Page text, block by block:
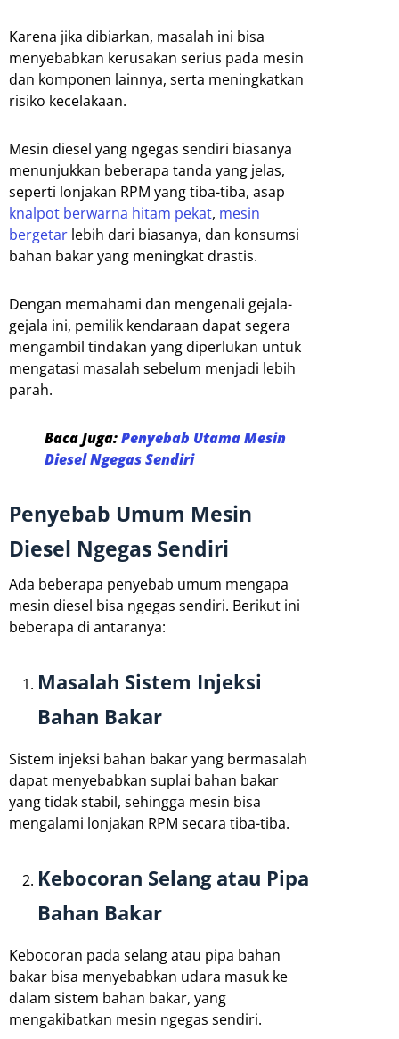
Karena jika dibiarkan, masalah ini bisa
menyebabkan kerusakan serius pada mesin
dan komponen lainnya, serta meningkatkan
risiko kecelakaan.
Mesin diesel yang ngegas sendiri biasanya
menunjukkan beberapa tanda yang jelas,
seperti lonjakan RPM yang tiba-tiba, asap
knalpot berwarna hitam pekat, mesin
bergetar lebih dari biasanya, dan konsumsi
bahan bakar yang meningkat drastis.
Dengan memahami dan mengenali gejala-
gejala ini, pemilik kendaraan dapat segera
mengambil tindakan yang diperlukan untuk
mengatasi masalah sebelum menjadi lebih
parah.
Baca Juga:Penyebab Utama Mesin
Diesel Ngegas Sendiri
Penyebab Umum Mesin
Diesel Ngegas Sendiri
Ada beberapa penyebab umum mengapa
mesin diesel bisa ngegas sendiri. Berikut ini
beberapa di antaranya:
Masalah Sistem Injeksi
Bahan Bakar
Sistem injeksi bahan bakar yang bermasalah
dapat menyebabkan suplai bahan bakar
yang tidak stabil, sehingga mesin bisa
mengalami lonjakan RPM secara tiba-tiba.
Kebocoran Selang atau Pipa
Bahan Bakar
Kebocoran pada selang atau pipa bahan
bakar bisa menyebabkan udara masuk ke
dalam sistem bahan bakar, yang
mengakibatkan mesin ngegas sendiri.